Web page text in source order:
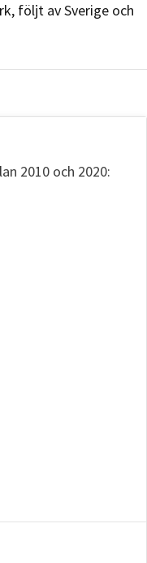
följt av Sverige och
2010 och 2020: